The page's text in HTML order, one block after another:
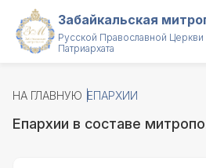
Забайкальская
Русской Православной
Патриархата
О митрополии
НА ГЛАВНУЮ ЕПАРХИИ
Епархии в составе